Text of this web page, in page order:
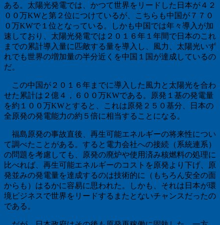
ある。太陽光発電では、かつて世界をリードした日本が４２
００万KWと第２位につけているが、こちらも中国が７７０
０万KWで１位となっている。しかも中国では年々導入が加
速しており、太陽光発電では２０１６年１年間で日本のこれ
までの累計導入量に匹敵する量を導入し、風力、太陽光いず
れでも世界の増加量の半分近くを中国１国が達成しているの
だ。
この中国が２０１６年までに導入した風力と太陽光を合わ
せた累計は２億４，６００万KWである。原発１基の発電量
を約１００万KWとすると、これは原発２５０基分、日本の
全原発の発電能力の約５倍に相当することになる。
福島原発の事故直後、再生可能エネルギーの将来性につい
て調べたことがある。すると電力会社への接続（系統連系）
の問題を考慮しても、原発の廃炉や使用済み核燃料の処理に
比べれば、再生可能エネルギーのコストを原発より下げ、原
発並みの発電量を達成するのは技術的に（もちろん安全の面
からも）はるかに容易に思われた。しかも、それは日本が環
境ビジネスで世界をリードするまたとないチャンスだったの
である。